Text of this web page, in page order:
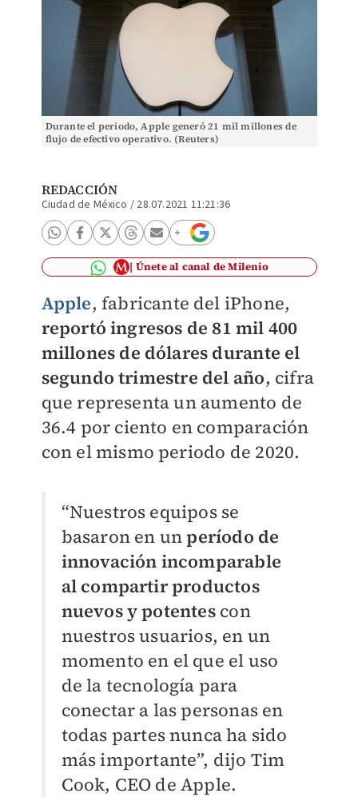
Durante el periodo, Apple generó 21 mil millones de
flujo de efectivo operativo. (Reuters)
REDACCIÓN
Ciudad de México / 28.07.2021 11:21:36
Únete al canal de Milenio
Apple, fabricante del iPhone,
reportó ingresos de 81 mil 400
millones de dólares durante el
segundo trimestre del año, cifra
que representa un aumento de
36.4 por ciento en comparación
con el mismo periodo de 2020.
“Nuestros equipos se
basaron en unperíodo de
innovación incomparable
al compartir productos
nuevos y potentes con
nuestros usuarios, en un
momento en el que el uso
de la tecnología para
conectar a las personas en
todas partes nunca ha sido
más importante”, dijo Tim
Cook, CEO de Apple.